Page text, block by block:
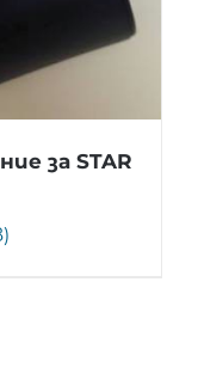
за STAR